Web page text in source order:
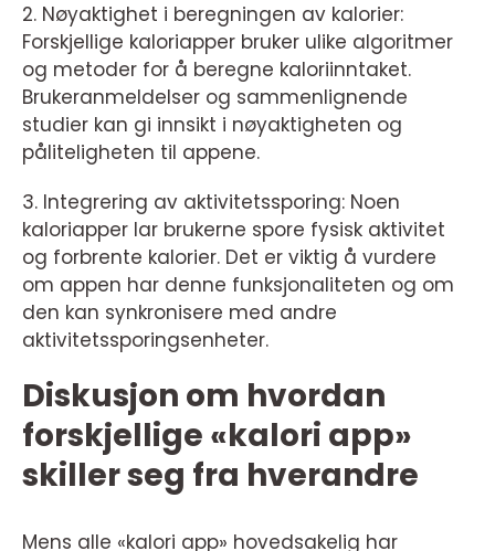
2. Nøyaktighet i beregningen av kalorier:
Forskjellige kaloriapper bruker ulike algoritmer
og metoder for å beregne kaloriinntaket.
Brukeranmeldelser og sammenlignende
studier kan gi innsikt i nøyaktigheten og
påliteligheten til appene.
3. Integrering av aktivitetssporing: Noen
kaloriapper lar brukerne spore fysisk aktivitet
og forbrente kalorier. Det er viktig å vurdere
om appen har denne funksjonaliteten og om
den kan synkronisere med andre
aktivitetssporingsenheter.
Diskusjon om hvordan
forskjellige «kalori app»
skiller seg fra hverandre
Mens alle «kalori app» hovedsakelig har